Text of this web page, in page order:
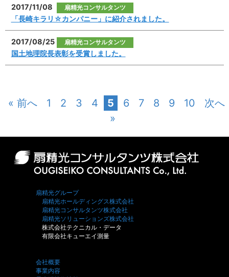
2017/11/08 扇精光コンサルタンツ
「長崎キラリ☆カンパニー」に紹介されました。
2017/08/25 扇精光コンサルタンツ
国土地理院長表彰を受賞しました。
« 前へ 1 2 3 4 5 6 7 8 9 10
次へ
»
扇精光グループ
扇精光ホールディングス株式会社
扇精光コンサルタンツ株式会社
扇精光ソリューションズ株式会社
株式会社テクニカル・データ
有限会社キューエイ測量
会社概要
事業内容